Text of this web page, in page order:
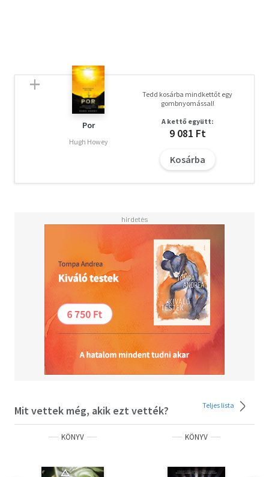
Por
Hugh Howey
Tedd kosárba mindkettőt egy
gombnyomással!
A kettő együtt:
9 081 Ft
Kosárba
Mit vettek még, akik ezt vették? Teljes lista
KÖNYV KÖNYV